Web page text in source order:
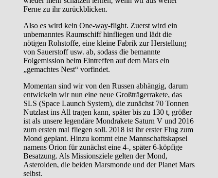
Ferne zu ihr zurückblicken.
Also es wird kein One-way-flight. Zuerst wird ein
unbemanntes Raumschiff hinfliegen und lädt die
nötigen Rohstoffe, eine kleine Fabrik zur Herstellung
von Sauerstoff usw. ab, sodass die bemannte
Folgemission beim Eintreffen auf dem Mars ein
„gemachtes Nest“ vorfindet.
Momentan sind wir von den Russen abhängig, darum
entwickeln wir nun eine neue Großträgerrakete, das
SLS (Space Launch System), die zunächst 70 Tonnen
Nutzlast ins All tragen kann, später bis zu 130 t, größer
ist als unsere legendäre Mondrakete Saturn V und 2016
zum ersten mal fliegen soll. 2018 ist ihr erster Flug zum
Mond geplant. Hinzu kommt eine Mannschaftskapsel
namens Orion für zunächst eine 4-, später 6-köpfige
Besatzung. Als Missionsziele gelten der Mond,
Asteroiden, die beiden Marsmonde und der Planet Mars
selbst.